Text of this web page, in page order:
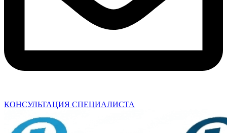
КОНСУЛЬТАЦИЯ СПЕЦИАЛИСТА